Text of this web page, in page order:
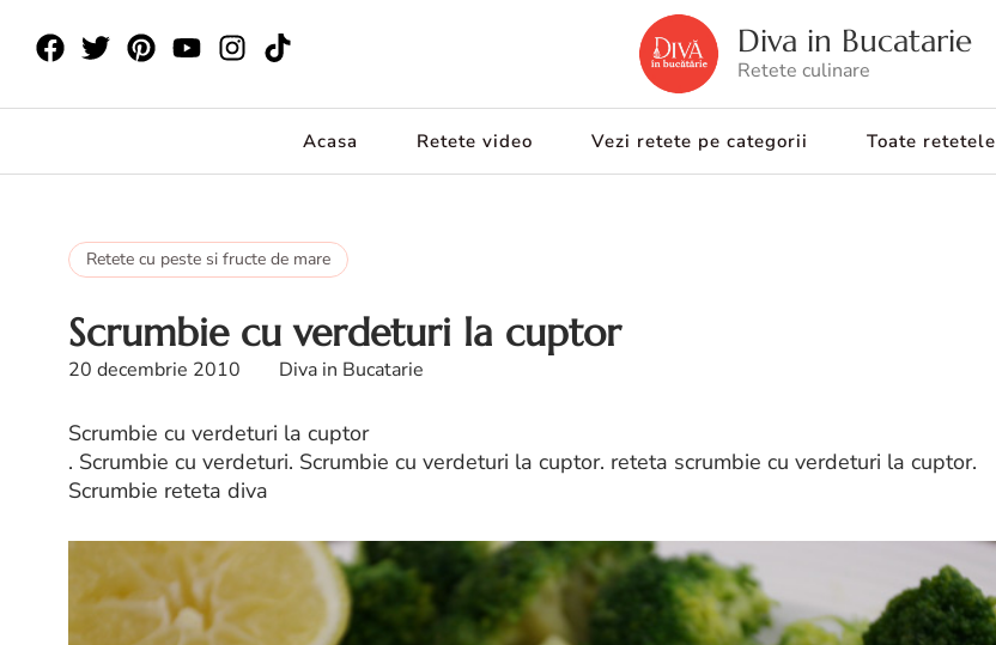
Diva in Bucatarie
Retete culinare
Acasa Retete video Vezi retete pe categorii Toate retetele
Retete cu peste si fructe de mare
Scrumbie cu verdeturi la cuptor
20 decembrie 2010 Diva in Bucatarie
Scrumbie cu verdeturi la cuptor
. Scrumbie cu verdeturi. Scrumbie cu verdeturi la cuptor. reteta scrumbie cu verdeturi la cuptor.
Scrumbie reteta diva